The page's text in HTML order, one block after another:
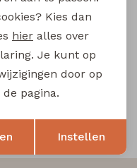
16,99
levering
Opslaan
Kies dan
hier alles over
Je kunt op
door op
pagina.
Instellen